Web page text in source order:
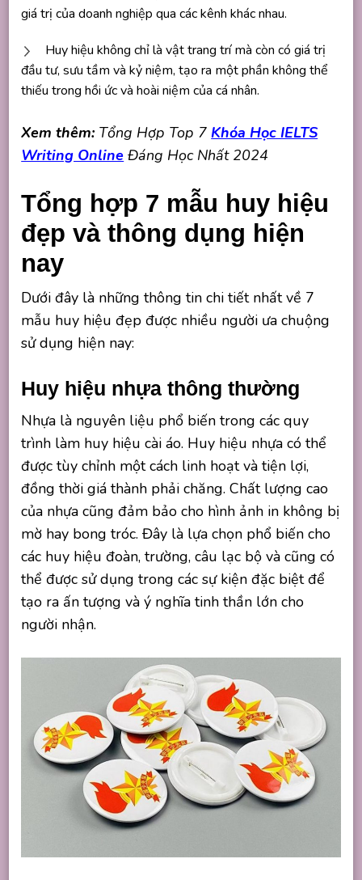
giá trị của doanh nghiệp qua các kênh khác nhau.
Huy hiệu không chỉ là vật trang trí mà còn có giá trị
đầu tư, sưu tầm và kỷ niệm, tạo ra một phần không thể
thiếu trong hồi ức và hoài niệm của cá nhân.
Xem thêm: Tổng Hợp Top 7 Khóa Học IELTS
Writing Online Đáng Học Nhất 2024
Tổng hợp 7 mẫu huy hiệu
đẹp và thông dụng hiện
nay
Dưới đây là những thông tin chi tiết nhất về 7
mẫu huy hiệu đẹp được nhiều người ưa chuộng
sử dụng hiện nay:
Huy hiệu nhựa thông thường
Nhựa là nguyên liệu phổ biến trong các quy
trình làm huy hiệu cài áo. Huy hiệu nhựa có thể
được tùy chỉnh một cách linh hoạt và tiện lợi,
đồng thời giá thành phải chăng. Chất lượng cao
của nhựa cũng đảm bảo cho hình ảnh in không bị
mờ hay bong tróc. Đây là lựa chọn phổ biến cho
các huy hiệu đoàn, trường, câu lạc bộ và cũng có
thể được sử dụng trong các sự kiện đặc biệt để
tạo ra ấn tượng và ý nghĩa tinh thần lớn cho
người nhận.